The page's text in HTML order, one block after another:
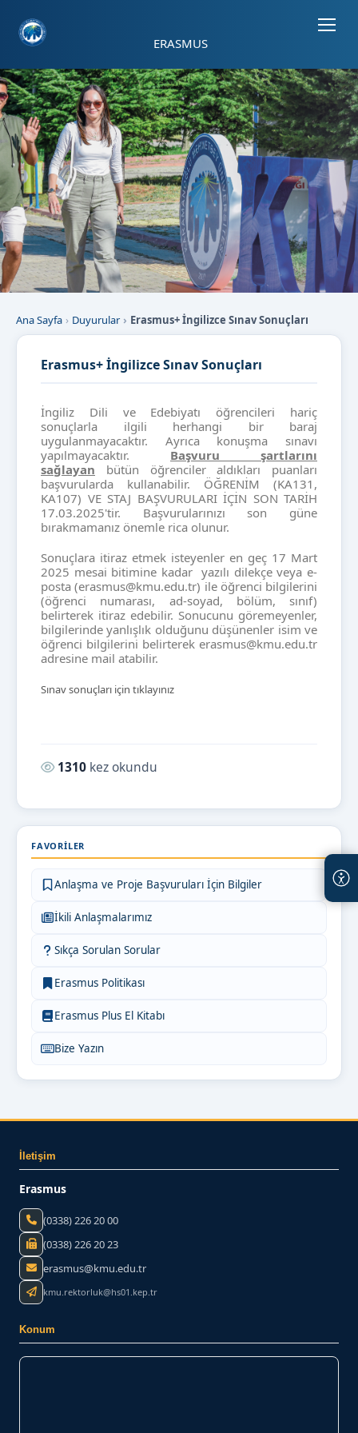
ERASMUS
Ana Sayfa Duyurular Erasmus+ İngilizce Sınav Sonuçları
Erasmus+ İngilizce Sınav Sonuçları
İngiliz Dili ve Edebiyatı öğrencileri hariç
sonuçlarla ilgili herhangi bir baraj
uygulanmayacaktır. Ayrıca konuşma sınavı
yapılmayacaktır. Başvuru şartlarını
sağlayan bütün öğrenciler aldıkları puanları
başvurularda kullanabilir. ÖĞRENİM (KA131,
KA107) VE STAJ BAŞVURULARI İÇİN SON TARİH
17.03.2025'tir. Başvurularınızı son güne
bırakmamanız önemle rica olunur.
Sonuçlara itiraz etmek isteyenler en geç 17 Mart
2025 mesai bitimine kadar yazılı dilekçe veya e-
posta (erasmus@kmu.edu.tr) ile öğrenci bilgilerini
(öğrenci numarası, ad-soyad, bölüm, sınıf)
belirterek itiraz edebilir. Sonucunu göremeyenler,
bilgilerinde yanlışlık olduğunu düşünenler isim ve
öğrenci bilgilerini belirterek erasmus@kmu.edu.tr
adresine mail atabilir.
Sınav sonuçları için tıklayınız
Okunma sayısı:
1310 kez okundu
FAVORILER
Anlaşma ve Proje Başvuruları İçin Bilgiler
İkili Anlaşmalarımız
Sıkça Sorulan Sorular
Erasmus Politikası
Erasmus Plus El Kitabı
Bize Yazın
İletişim
Erasmus
(0338) 226 20 00
(0338) 226 20 23
erasmus@kmu.edu.tr
kmu.rektorluk@hs01.kep.tr
Konum